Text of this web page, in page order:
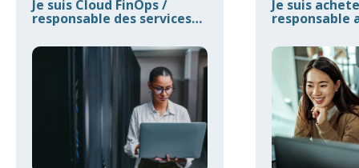
Je suis Cloud FinOps /
responsable des services
Je suis
responsable